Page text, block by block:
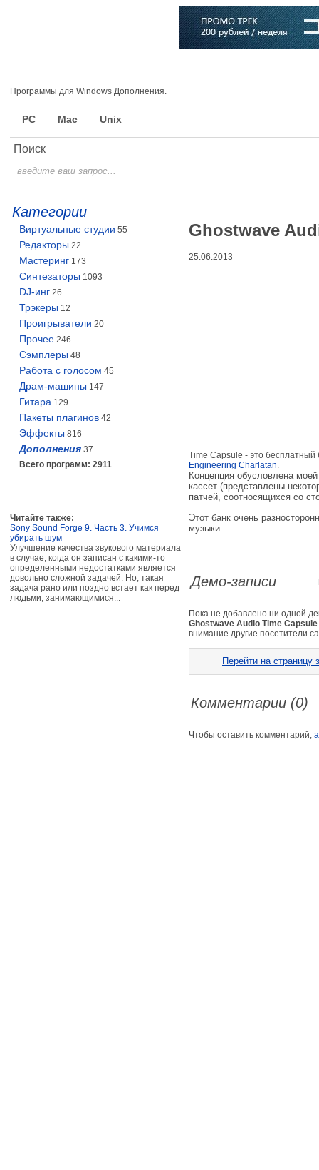
Программы для Windows Дополнения.
PC Mac Unix
Поиск
Категории
Виртуальные студии 55
Редакторы 22
Мастеринг 173
Синтезаторы 1093
DJ-инг 26
Трэкеры 12
Проигрыватели 20
Прочее 246
Сэмплеры 48
Работа с голосом 45
Драм-машины 147
Гитара 129
Пакеты плагинов 42
Эффекты 816
Дополнения 37
Всего программ: 2911
Читайте также:
Sony Sound Forge 9. Часть 3. Учимся
убирать шум
Улучшение качества звукового материала
в случае, когда он записан с какими-то
определенными недостатками является
довольно сложной задачей. Но, такая
задача рано или поздно встает как перед
людьми, занимающимися...
Ghostwave
25.06.2013
Time Capsule - это
Engineering Charlatan.
Концепция обусловлена
кассет (представлены
патчей, соотносящихся со
Этот банк очень
музыки.
Демо-записи
Пока не добавлено ни одной
Ghostwave Audio Time
внимание другие посетители
Перейти на страницу
Комментарии (0)
Чтобы оставить комментарий,